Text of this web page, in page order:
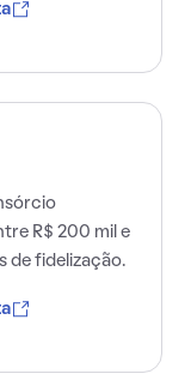
R$ 200 mil e
de fidelização.